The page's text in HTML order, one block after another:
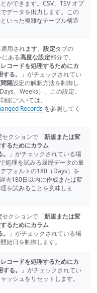
ができます。CSV、TSV オプ
データを出力します。この
いった複雑なテーブル構造
用されます。 設定タブの
にある高度な設定部分で、
コードを処理するためにカ
る。
」がチェックされてい
隔設定の解釈方法を制御し
、Weeks）。この設定、
については、
Records を参照してく
セクションで「新規または変
るためにカラム
」がチェックされている場
処理を試みる履歴データの量
フォルトの180（Days）を
去180日以内に作成または変
を試みることを意味しま
セクションで「新規または変
るためにカラム
」がチェックされている場
始日を制御します。
コードを処理するためにカ
る。
」がチェックされてい
ッシュをリセットします。